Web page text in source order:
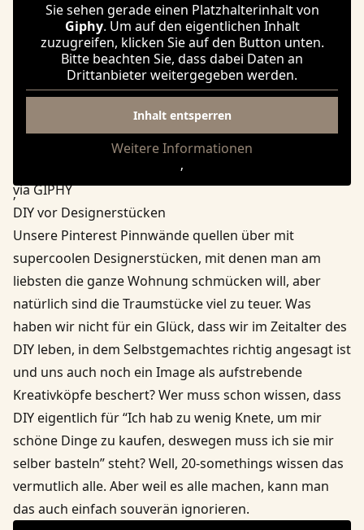
Sie sehen gerade einen Platzhalterinhalt von
Giphy. Um auf den eigentlichen Inhalt
zuzugreifen, klicken Sie auf den Button unten.
Bitte beachten Sie, dass dabei Daten an
Drittanbieter weitergegeben werden.
Inhalt entsperren
Weitere Informationen
‚
‚via GIPHY
DIY vor Designerstücken
Unsere Pinterest Pinnwände quellen über mit
supercoolen Designerstücken, mit denen man am
liebsten die ganze Wohnung schmücken will, aber
natürlich sind die Traumstücke viel zu teuer. Was
haben wir nicht für ein Glück, dass wir im Zeitalter des
DIY leben, in dem Selbstgemachtes richtig angesagt ist
und uns auch noch ein Image als aufstrebende
Kreativköpfe beschert? Wer muss schon wissen, dass
DIY eigentlich für “Ich hab zu wenig Knete, um mir
schöne Dinge zu kaufen, deswegen muss ich sie mir
selber basteln” steht? Well, 20-somethings wissen das
vermutlich alle. Aber weil es alle machen, kann man
das auch einfach souverän ignorieren.